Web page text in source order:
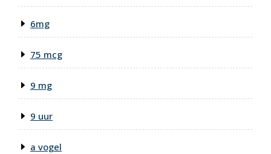
6mg
75 mcg
9 mg
9 uur
a vogel